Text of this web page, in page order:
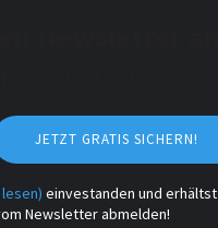
JETZT GRATIS SICHERN!
einvestanden und erhältst
Newsletter abmelden!